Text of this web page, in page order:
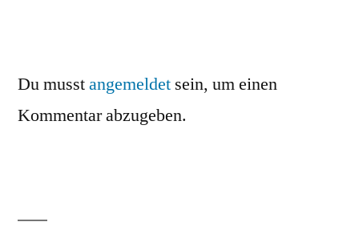
Du musstangemeldet sein, um einen
Kommentar abzugeben.